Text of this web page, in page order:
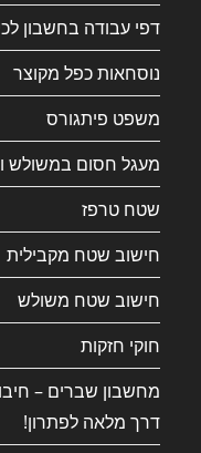
דפי עבודה בחשבון
נוסחאות כפל מקוצר
משפט פיתגורס
מעגל חסום במשולש
שטח טרפז
חישוב שטח מקבילית
חישוב שטח משולש
חוקי חזקות
מחשבון שברים –
דרך מלאה לפתרון!